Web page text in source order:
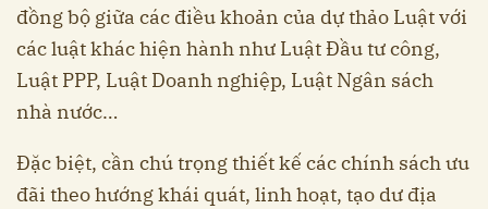
đồng bộ giữa các điều khoản của dự thảo Luật với
các luật khác hiện hành như Luật Đầu tư công,
Luật PPP, Luật Doanh nghiệp, Luật Ngân sách
nhà nước…
Đặc biệt, cần chú trọng thiết kế các chính sách ưu
đãi theo hướng khái quát, linh hoạt, tạo dư địa